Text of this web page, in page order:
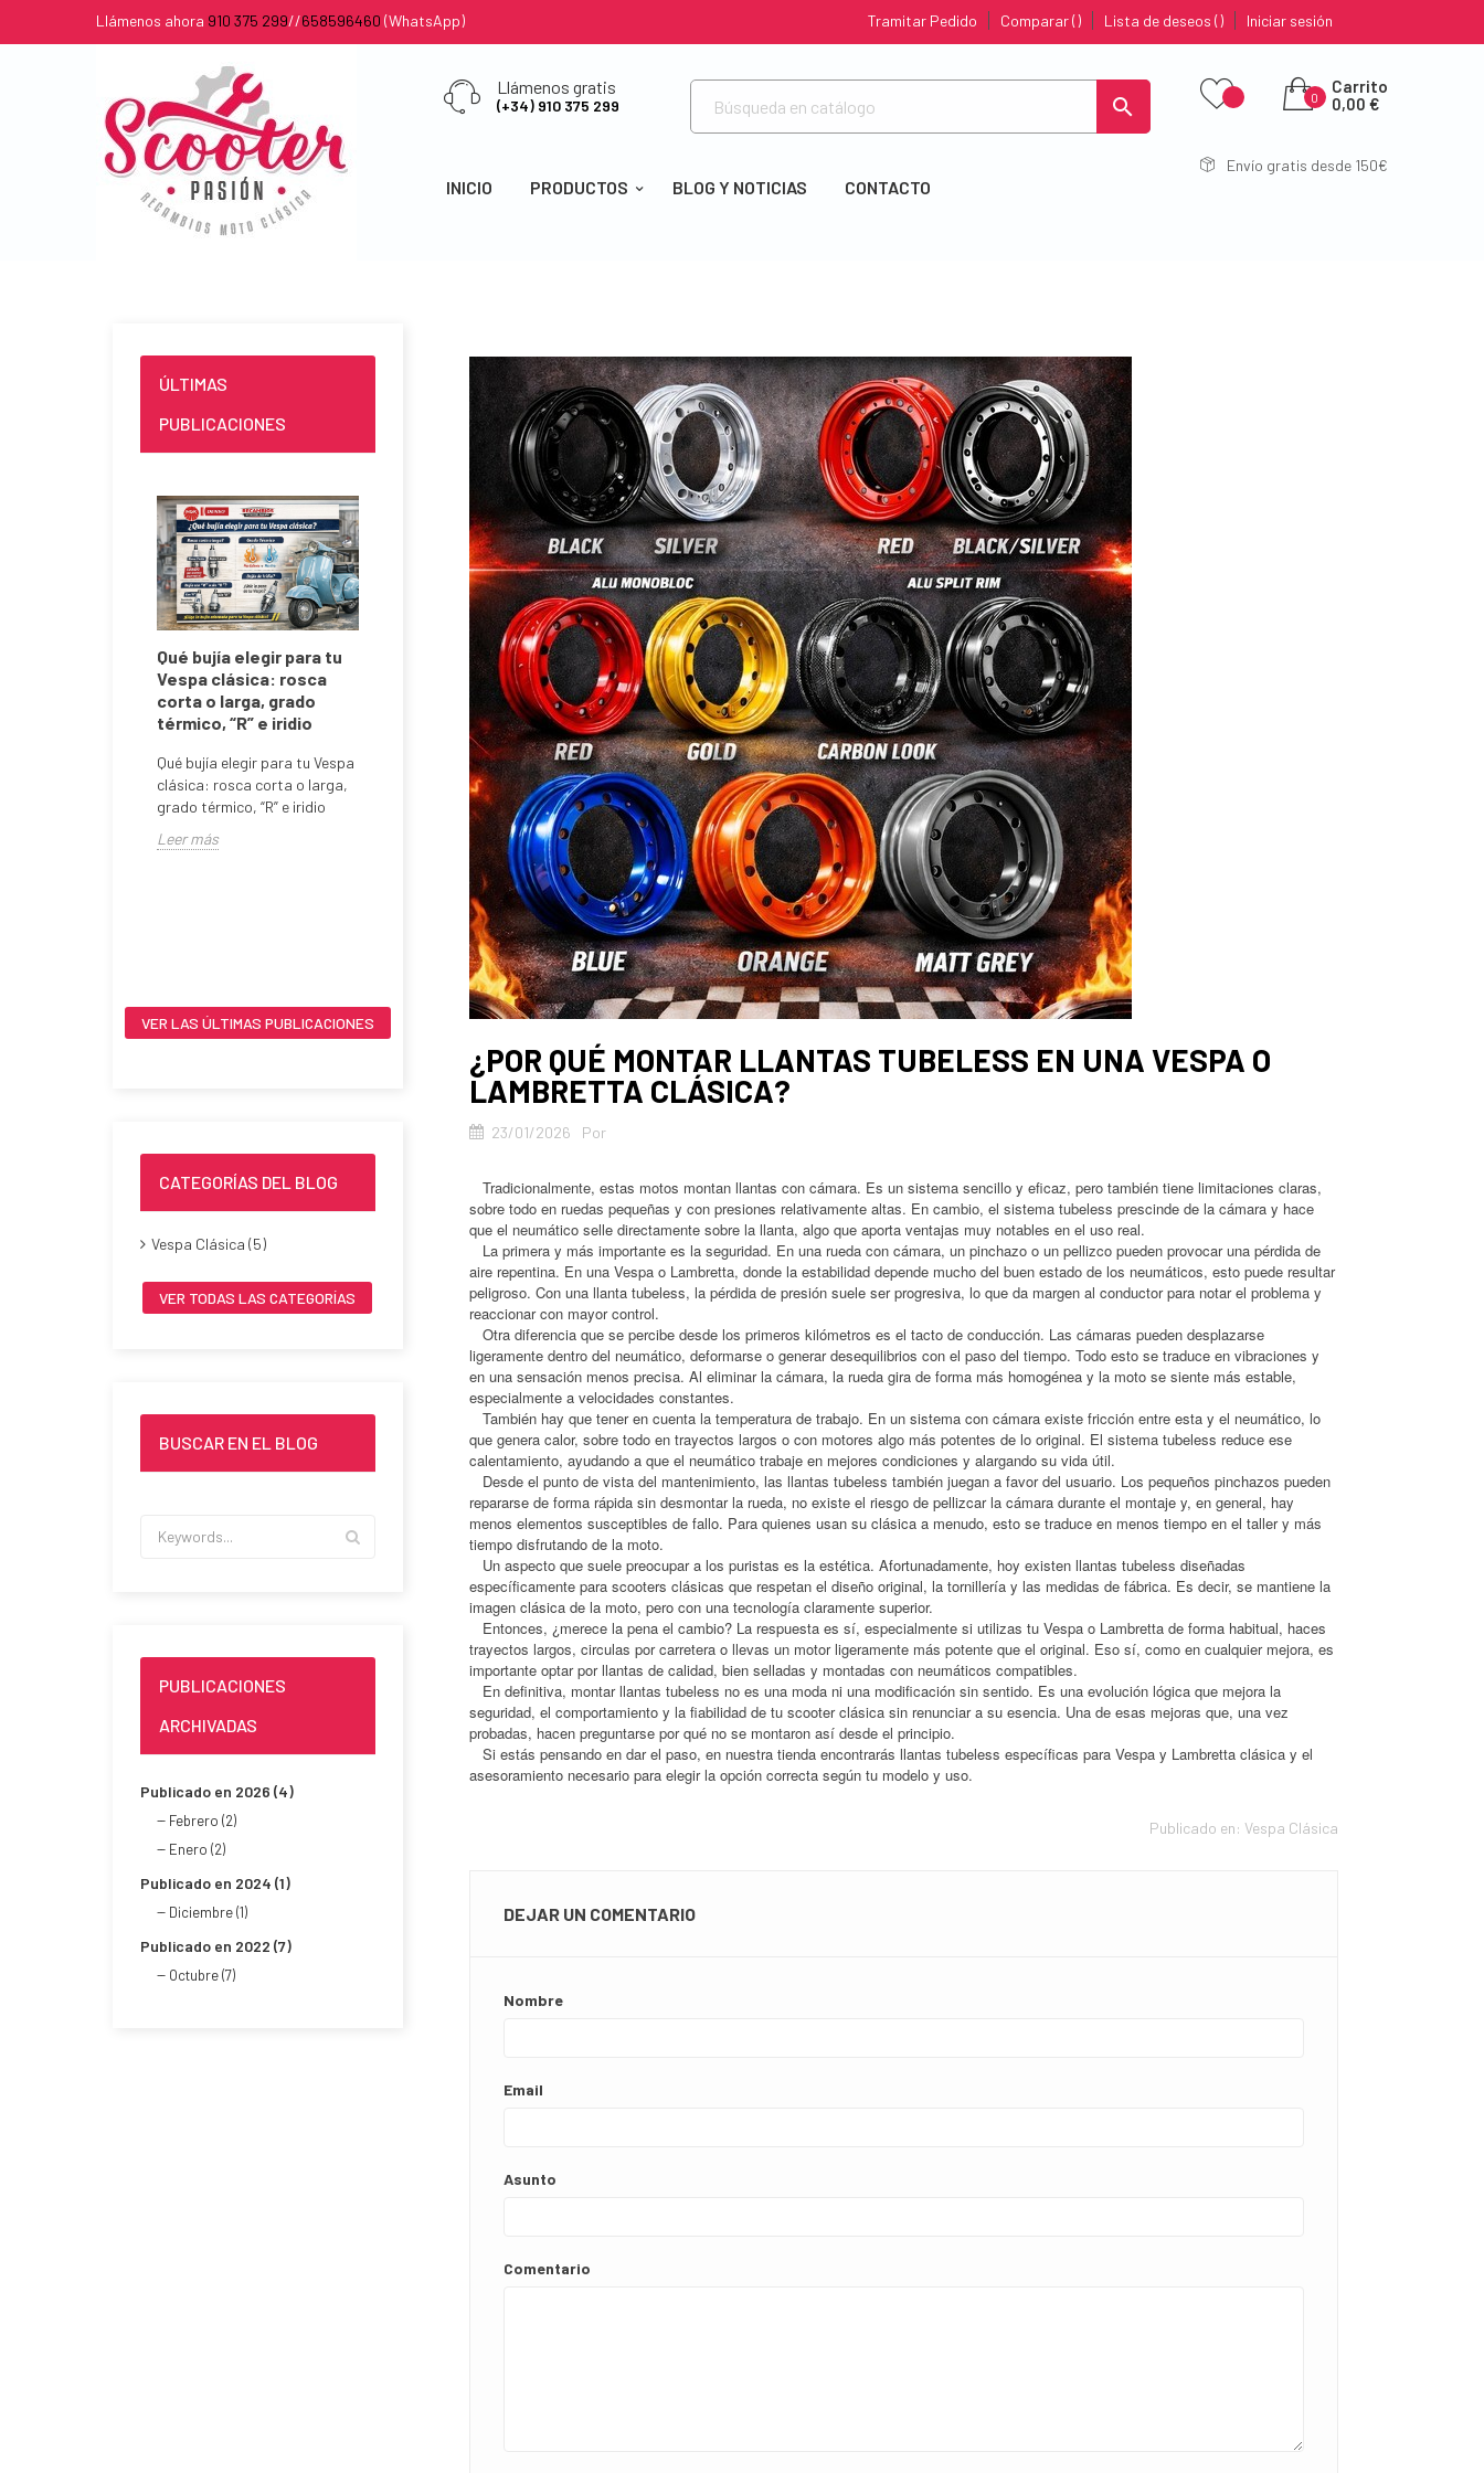
Llámenos ahora 910 375 299//658596460 (WhatsApp) Iniciar sesión
Lista de deseos
Comparar
Tramitar Pedido
Llámenos gratis
(+34) 910 375 299 
INICIO PRODUCTOS BLOG Y NOTICIAS CONTACTO
0
Carrito
0,00 €
Envío gratis desde 150€
ÚLTIMAS
PUBLICACIONES
Qué bujía elegir para tu
Vespa clásica: rosca
corta o larga, grado
térmico, “R” e iridio
Qué bujía elegir para tu Vespa
clásica: rosca corta o larga,
grado térmico, “R” e iridio
Leer más
Encendido Electrónico
AC ò DC en Vespa
Clásica
Encendido Electrónico AC o
DC en Vespa Clásica
Leer más
Aceite de Mezcla 2T en
Vespa y Lambretta
clásica
Mineral o sintético: cuál
usar, cuándo y en qué
proporción
Leer más
¿Por qué montar llantas
tubeless en una Vespa o
Lambretta clásica?
Quien conduce una scooter
clásica sabe que cada
kilómetro cuenta. Las Vespa y
Lambretta nacieron en una
época en...
Leer más
VER LAS ÚLTIMAS PUBLICACIONES
CATEGORÍAS DEL BLOG
Vespa Clásica (5)
VER TODAS LAS CATEGORÍAS
BUSCAR EN EL BLOG
PUBLICACIONES
ARCHIVADAS
Publicado en 2026 (4)
Febrero (2)
Enero (2)
Publicado en 2024 (1)
Diciembre (1)
Publicado en 2022 (7)
Octubre (7)
¿POR QUÉ MONTAR LLANTAS TUBELESS EN UNA VESPA O
LAMBRETTA CLÁSICA?
23/01/2026 Por
Tradicionalmente, estas motos montan llantas con cámara. Es un sistema sencillo y eficaz, pero también tiene limitaciones claras,
sobre todo en ruedas pequeñas y con presiones relativamente altas. En cambio, el sistema tubeless prescinde de la cámara y hace
que el neumático selle directamente sobre la llanta, algo que aporta ventajas muy notables en el uso real.
La primera y más importante es la seguridad. En una rueda con cámara, un pinchazo o un pellizco pueden provocar una pérdida de
aire repentina. En una Vespa o Lambretta, donde la estabilidad depende mucho del buen estado de los neumáticos, esto puede resultar
peligroso. Con una llanta tubeless, la pérdida de presión suele ser progresiva, lo que da margen al conductor para notar el problema y
reaccionar con mayor control.
Otra diferencia que se percibe desde los primeros kilómetros es el tacto de conducción. Las cámaras pueden desplazarse
ligeramente dentro del neumático, deformarse o generar desequilibrios con el paso del tiempo. Todo esto se traduce en vibraciones y
en una sensación menos precisa. Al eliminar la cámara, la rueda gira de forma más homogénea y la moto se siente más estable,
especialmente a velocidades constantes.
También hay que tener en cuenta la temperatura de trabajo. En un sistema con cámara existe fricción entre esta y el neumático, lo
que genera calor, sobre todo en trayectos largos o con motores algo más potentes de lo original. El sistema tubeless reduce ese
calentamiento, ayudando a que el neumático trabaje en mejores condiciones y alargando su vida útil.
Desde el punto de vista del mantenimiento, las llantas tubeless también juegan a favor del usuario. Los pequeños pinchazos pueden
repararse de forma rápida sin desmontar la rueda, no existe el riesgo de pellizcar la cámara durante el montaje y, en general, hay
menos elementos susceptibles de fallo. Para quienes usan su clásica a menudo, esto se traduce en menos tiempo en el taller y más
tiempo disfrutando de la moto.
Un aspecto que suele preocupar a los puristas es la estética. Afortunadamente, hoy existen llantas tubeless diseñadas
específicamente para scooters clásicas que respetan el diseño original, la tornillería y las medidas de fábrica. Es decir, se mantiene la
imagen clásica de la moto, pero con una tecnología claramente superior.
Entonces, ¿merece la pena el cambio? La respuesta es sí, especialmente si utilizas tu Vespa o Lambretta de forma habitual, haces
trayectos largos, circulas por carretera o llevas un motor ligeramente más potente que el original. Eso sí, como en cualquier mejora, es
importante optar por llantas de calidad, bien selladas y montadas con neumáticos compatibles.
En definitiva, montar llantas tubeless no es una moda ni una modificación sin sentido. Es una evolución lógica que mejora la
seguridad, el comportamiento y la fiabilidad de tu scooter clásica sin renunciar a su esencia. Una de esas mejoras que, una vez
probadas, hacen preguntarse por qué no se montaron así desde el principio.
Si estás pensando en dar el paso, en nuestra tienda encontrarás llantas tubeless específicas para Vespa y Lambretta clásica y el
asesoramiento necesario para elegir la opción correcta según tu modelo y uso.
Publicado en: Vespa Clásica
DEJAR UN COMENTARIO
Nombre
Email
Asunto
Comentario